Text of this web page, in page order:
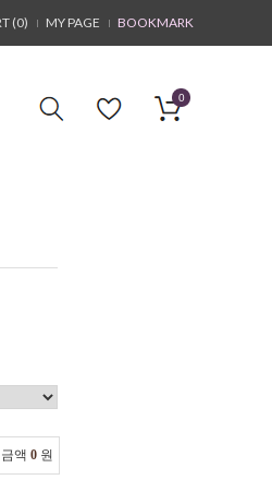
(0) MY PAGE BOOKMARK
0
액 0 원